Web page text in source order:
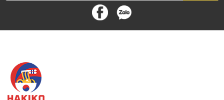
từ Nhật Bản. Sản phẩm được nhập khẩu trực tiếp và sản
đựng Nhật Bản, Khay đựng đồ dùng chất lượng cao, Khay
đựng màu trắng sữa